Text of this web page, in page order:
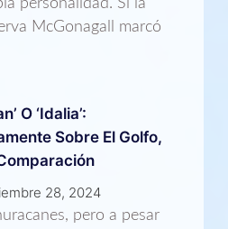
personalidad. Si la
McGonagall marcó
O ‘Idalia’:
Sobre El Golfo,
28, 2024
pero a pesar